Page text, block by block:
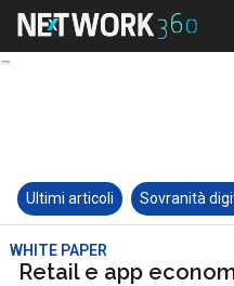
Ultimi articoli Sovranità
WHITE PAPER
Retail e app